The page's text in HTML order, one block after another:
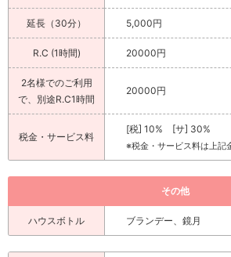
延長（30分） 5,000円
R.C (1時間) 20000円
2名様でのご利用
で、別途R.C1時間
20000円
税金・サービス料
[税] 10% [サ] 30%
※税金・サービス料は上記
その他
ハウスボトル ブランデー、鏡月